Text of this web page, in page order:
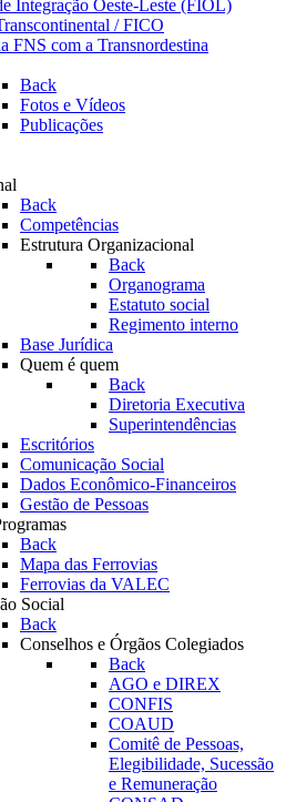
Integração Oeste-Leste (FIOL)
/ FICO
FNS com a Transnordestina
Back
Fotos e Vídeos
Publicações
Back
Competências
Estrutura Organizacional
Back
Organograma
Estatuto social
Regimento interno
Base Jurídica
Quem é quem
Back
Diretoria Executiva
Superintendências
Escritórios
Comunicação Social
Dados Econômico-Financeiros
Gestão de Pessoas
Back
Mapa das Ferrovias
Ferrovias da VALEC
Social
Back
Conselhos e Órgãos Colegiados
Back
AGO e DIREX
CONFIS
COAUD
Comitê de Pessoas,
Elegibilidade, Sucessão
e Remuneração